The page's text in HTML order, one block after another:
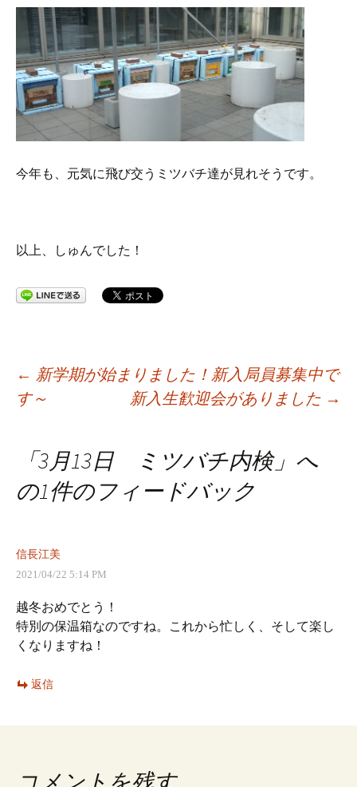
今年も、元気に飛び交うミツバチ達が見れそうです。
以上、しゅんでした！
投
ナ
ゲ
ー
シ
ョ
← 新学期が始まりました！新入局員募集中で
す～
新入生歓迎会がありました →
「3月13日 ミツバチ内検」へ
の1件のフィードバック
信長江美
2021/04/22 5:14 PM
越冬おめでとう！
特別の保温箱なのですね。これから忙しく、そして楽し
くなりますね！
返信